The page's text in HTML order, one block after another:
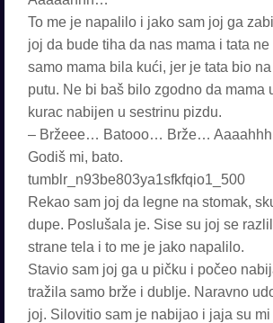
To me je napalilo i jako sam joj ga
joj da bude tiha da nas mama i tata
samo mama bila kući, jer je tata bio
putu. Ne bi baš bilo zgodno da mama
kurac nabijen u sestrinu pizdu.
– Bržeee… Batooo… Brže…
Godiš mi, bato.
tumblr_n93be803ya1sfkfqio1_500
Rekao sam joj da legne na stomak,
dupe. Poslušala je. Sise su joj se
strane tela i to me je jako napalilo.
Stavio sam joj ga u pičku i počeo
tražila samo brže i dublje. Naravno
joj. Silovitio sam je nabijao i jaja su